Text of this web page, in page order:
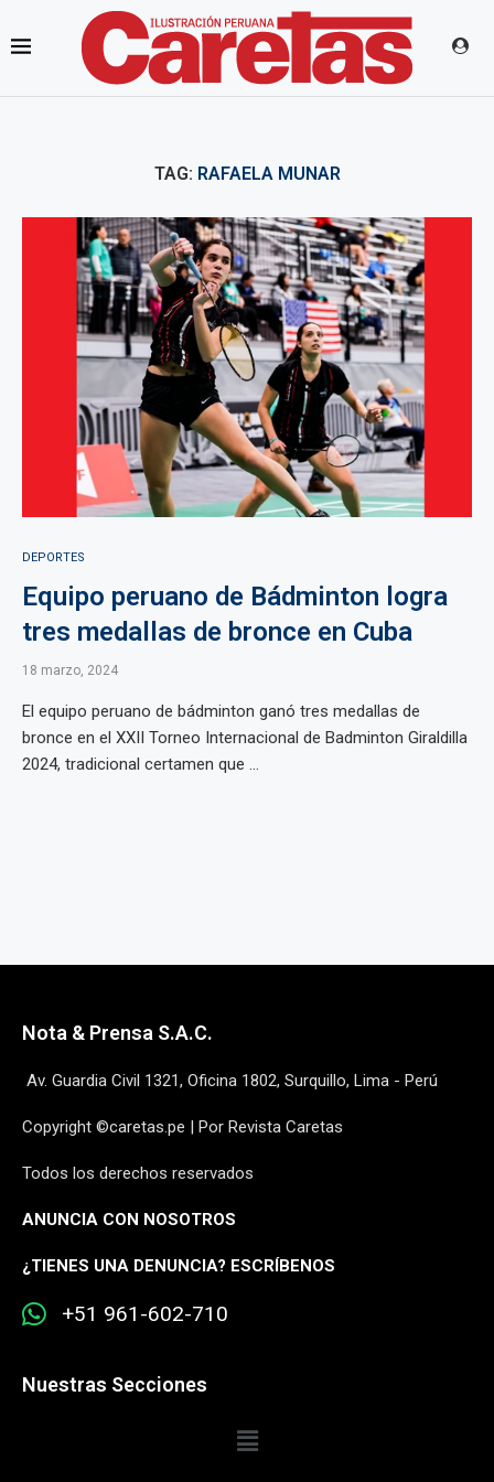
TAG: RAFAELA MUNAR
DEPORTES
Equipo peruano de Bádminton logra
tres medallas de bronce en Cuba
18 marzo, 2024
El equipo peruano de bádminton ganó tres medallas de
bronce en el XXII Torneo Internacional de Badminton Giraldilla
2024, tradicional certamen que ...
Nota & Prensa S.A.C.
Av. Guardia Civil 1321, Oficina 1802, Surquillo, Lima - Perú
Copyright ©caretas.pe | Por Revista Caretas
Todos los derechos reservados
ANUNCIA CON NOSOTROS
¿TIENES UNA DENUNCIA? ESCRÍBENOS
+51 961-602-710
Nuestras Secciones